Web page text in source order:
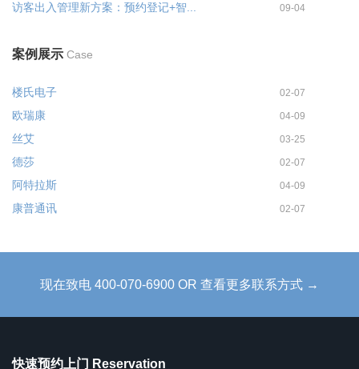
访客出入管理新方案：预约登记+智... 09-04
案例展示 Case
楼氏电子 02-07
欧瑞康 04-09
丝艾 03-25
德莎 02-07
阿特拉斯 04-09
康普通讯 02-07
现在致电 400-070-6900 OR 查看更多联系方式 →
快速预约上门 Reservation